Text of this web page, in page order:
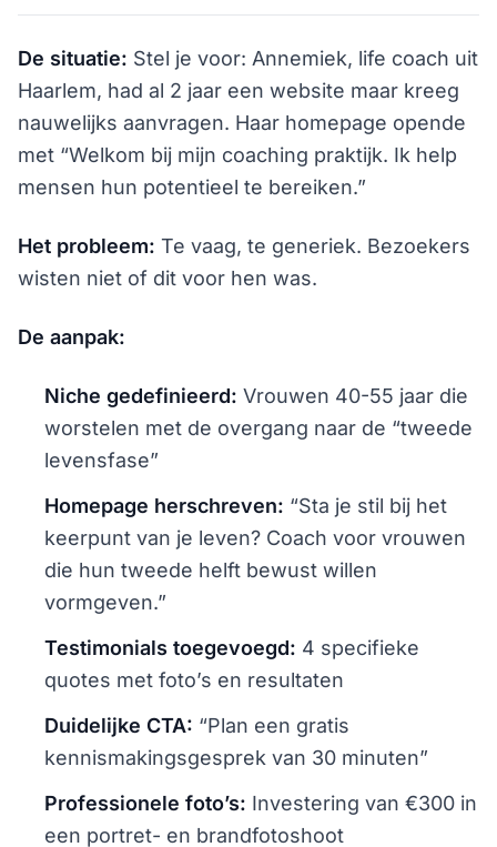
De situatie: Stel je voor: Annemiek, life coach uit
Haarlem, had al 2 jaar een website maar kreeg
nauwelijks aanvragen. Haar homepage opende
met “Welkom bij mijn coaching praktijk. Ik help
mensen hun potentieel te bereiken.”
Het probleem: Te vaag, te generiek. Bezoekers
wisten niet of dit voor hen was.
De aanpak:
Niche gedefinieerd: Vrouwen 40-55 jaar die
worstelen met de overgang naar de “tweede
levensfase”
Homepage herschreven: “Sta je stil bij het
keerpunt van je leven? Coach voor vrouwen
die hun tweede helft bewust willen
vormgeven.”
Testimonials toegevoegd: 4 specifieke
quotes met foto’s en resultaten
Duidelijke CTA: “Plan een gratis
kennismakingsgesprek van 30 minuten”
Professionele foto’s: Investering van €300 in
een portret- en brandfotoshoot